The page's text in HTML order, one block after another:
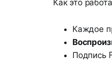
Как это
Каждое
Подпись